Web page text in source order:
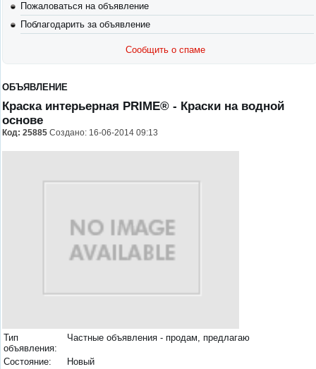
Пожаловаться на объявление
Поблагодарить за объявление
Сообщить о спаме
ОБЪЯВЛЕНИЕ
Краска интерьерная PRIME® - Краски на водной
основе
Код: 25885 Создано: 16-06-2014 09:13
Тип
объявления:
Частные объявления - продам, предлагаю
Состояние:
Новый